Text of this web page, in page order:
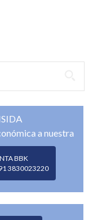
a nuestra
BBK
3830023220